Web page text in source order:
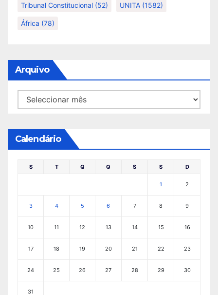
Tribunal Constitucional (52) UNITA (1582)
África (78)
Arquivo
Arquivo
Calendário
S T Q Q S S D
1 2
3 4 5 6 7 8 9
10 11 12 13 14 15 16
17 18 19 20 21 22 23
24 25 26 27 28 29 30
31